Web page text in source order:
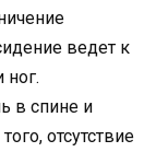
ведет к
в спине и
отсутствие